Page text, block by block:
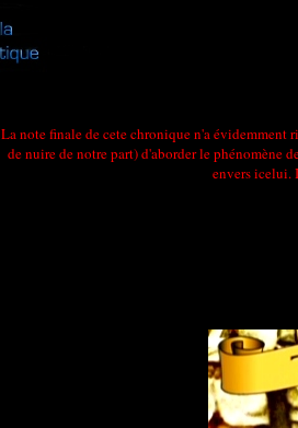
La note finale de cete chronique n'a évidemment
de nuire de notre part) d'aborder le phénomène
envers icelui.